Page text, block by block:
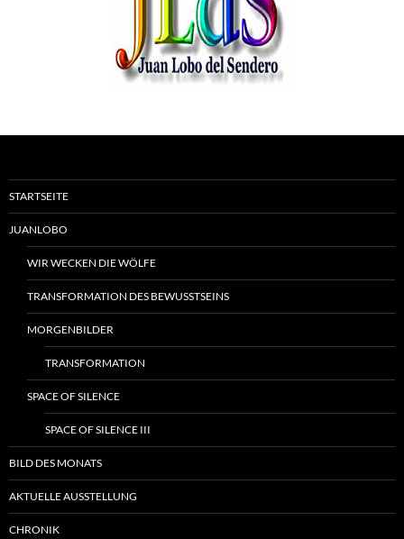
STARTSEITE
JUANLOBO
WIR WECKEN DIE WÖLFE
TRANSFORMATION DES BEWUSSTSEINS
MORGENBILDER
TRANSFORMATION
SPACE OF SILENCE
SPACE OF SILENCE III
BILD DES MONATS
AKTUELLE AUSSTELLUNG
CHRONIK